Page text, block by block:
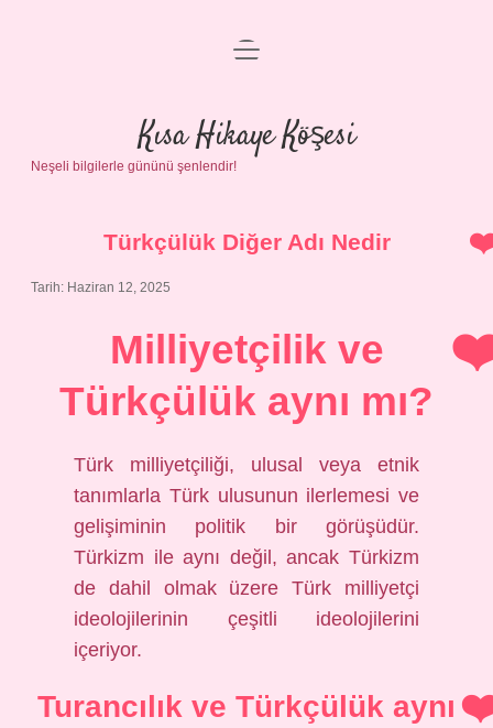
Anasayfa
Gizlilik Politikası
Yasal Uyarı
menüyü
Kısa Hikaye Köşesi
Neşeli bilgilerle gününü şenlendir!
Türkçülük Diğer Adı Nedir
Tarih: Haziran 12, 2025
Milliyetçilik ve
Türkçülük aynı mı?
Türk milliyetçiliği, ulusal veya etnik
tanımlarla Türk ulusunun ilerlemesi ve
gelişiminin politik bir görüşüdür.
Türkizm ile aynı değil, ancak Türkizm
de dahil olmak üzere Türk milliyetçi
ideolojilerinin çeşitli ideolojilerini
içeriyor.
Turancılık ve Türkçülük aynı